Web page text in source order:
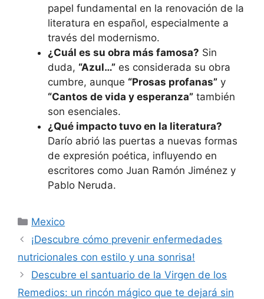
papel fundamental en la renovación de la
literatura en español, especialmente a
través del modernismo.
¿Cuál es su obra más famosa? Sin
duda, “Azul…” es considerada su obra
cumbre, aunque “Prosas profanas” y
“Cantos de vida y esperanza” también
son esenciales.
¿Qué impacto tuvo en la literatura?
Darío abrió las puertas a nuevas formas
de expresión poética, influyendo en
escritores como Juan Ramón Jiménez y
Pablo Neruda.
Categorías
Mexico
¡Descubre cómo prevenir enfermedades
nutricionales con estilo y una sonrisa!
Descubre el santuario de la Virgen de los
Remedios: un rincón mágico que te dejará sin